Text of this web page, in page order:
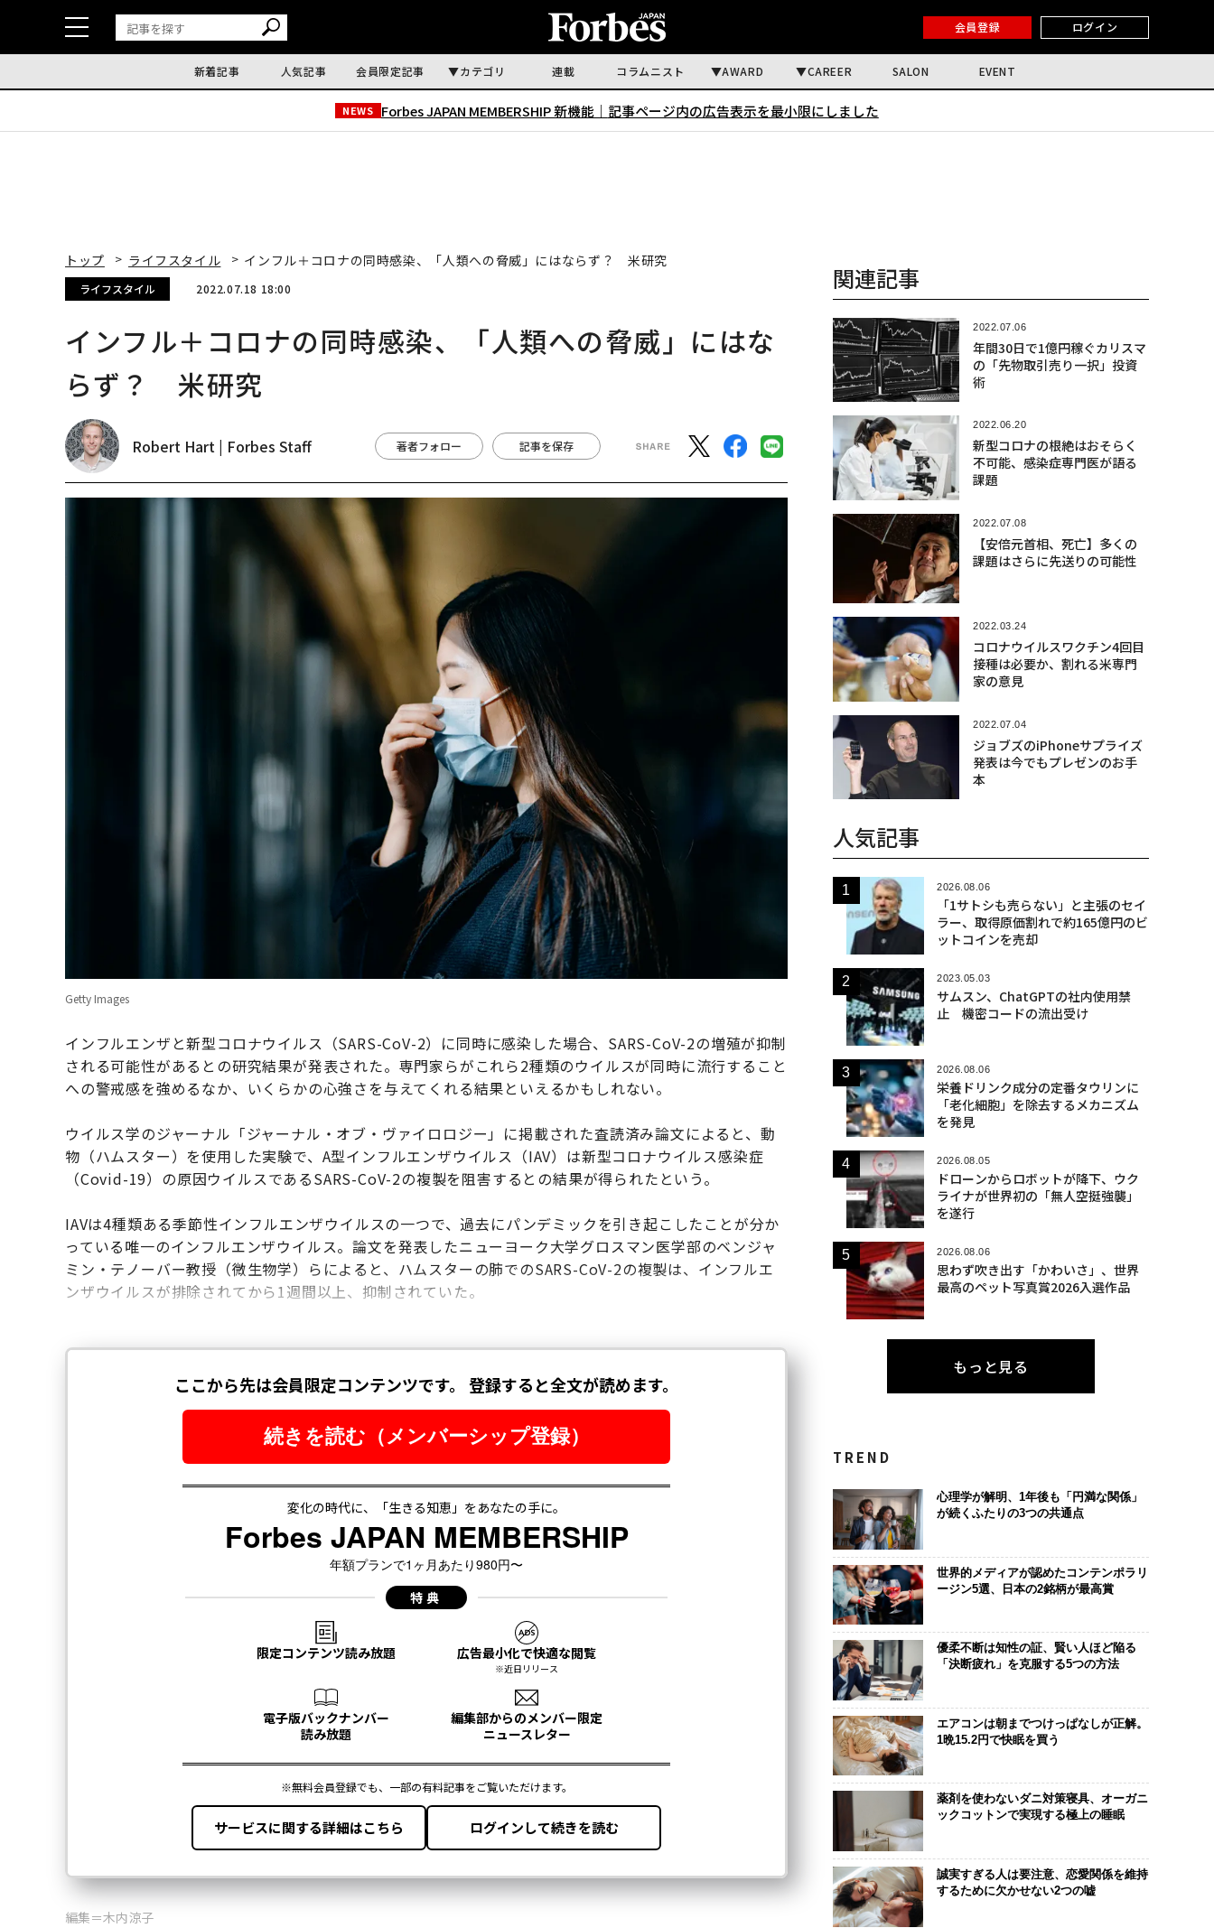
会員登録 ログイン
新着記事 人気記事 会員限定記事 カテゴリ 連載 コラムニスト AWARD CAREER SALON EVENT
NEWS Forbes JAPAN MEMBERSHIP 新機能｜ 記事ページ内の広告表示を最小限にしました
トップ ライフスタイル インフル＋コロナの同時感染、「人類への脅威」にはならず？ 米研究
ライフスタイル 2022.07.18 18:00
インフル＋コロナの同時感染、「人類への脅威」にはな
らず？ 米研究
Robert Hart | Forbes Staff 著者フォロー 記事を保存
Getty Images
インフルエンザと新型コロナウイルス（SARS-CoV-2）に同時に感染した場合、SARS-CoV-2の増殖が抑制
される可能性があるとの研究結果が発表された。専門家らがこれら2種類のウイルスが同時に流行すること
への警戒感を強めるなか、いくらかの心強さを与えてくれる結果といえるかもしれない。
ウイルス学のジャーナル「ジャーナル・オブ・ヴァイロロジー」に掲載された査読済み論文によると、動
物（ハムスター）を使用した実験で、A型インフルエンザウイルス（IAV）は新型コロナウイルス感染症
（Covid-19）の原因ウイルスであるSARS-CoV-2の複製を阻害するとの結果が得られたという。
IAVは4種類ある季節性インフルエンザウイルスの一つで、過去にパンデミックを引き起こしたことが分か
っている唯一のインフルエンザウイルス。論文を発表したニューヨーク大学グロスマン医学部のベンジャ
ミン・テノーバー教授（微生物学）らによると、ハムスターの肺でのSARS-CoV-2の複製は、インフルエ
ンザウイルスが排除されてから1週間以上、抑制されていた。
編集＝木内涼子
関連記事
2022.07.06
年間30日で1億円稼ぐカリスマ
の「先物取引売り一択」投資
術
2022.06.20
新型コロナの根絶はおそらく
不可能、感染症専門医が語る
課題
2022.07.08
【安倍元首相、死亡】多くの
課題はさらに先送りの可能性
2022.03.24
コロナウイルスワクチン4回目
接種は必要か、割れる米専門
家の意見
2022.07.04
ジョブズのiPhoneサプライズ
発表は今でもプレゼンのお手
本
人気記事
2026.08.06
「1サトシも売らない」と主張のセイ
ラー、取得原価割れで約165億円のビ
ットコインを売却
2023.05.03
サムスン、ChatGPTの社内使用禁
止 機密コードの流出受け
2026.08.06
栄養ドリンク成分の定番タウリンに
「老化細胞」を除去するメカニズム
を発見
2026.08.05
ドローンからロボットが降下、ウク
ライナが世界初の「無人空挺強襲」
を遂行
2026.08.06
思わず吹き出す「かわいさ」、世界
最高のペット写真賞2026入選作品
もっと見る
TREND
心理学が解明、1年後も「円満な関係」
が続くふたりの3つの共通点
世界的メディアが認めたコンテンポラリ
ージン5選、日本の2銘柄が最高賞
優柔不断は知性の証、賢い人ほど陥る
「決断疲れ」を克服する5つの方法
エアコンは朝までつけっぱなしが正解。
1晩15.2円で快眠を買う
薬剤を使わないダニ対策寝具、オーガニ
ックコットンで実現する極上の睡眠
誠実すぎる人は要注意、恋愛関係を維持
するために欠かせない2つの嘘